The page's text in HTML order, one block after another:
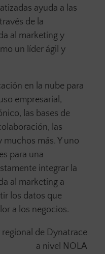
ayuda a las
de la
al marketing y
un líder ágil y
en la nube para
empresarial,
las bases de
las
más. Y uno
para una
integrar la
al marketing a
los datos que
a los negocios.
de Dynatrace
a nivel NOLA